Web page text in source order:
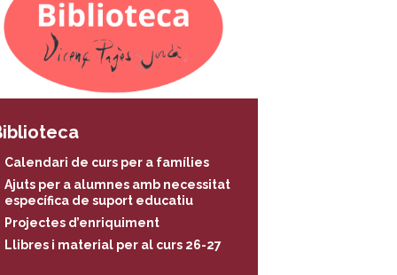
Calendari de curs per a famílies
Ajuts per a alumnes amb necessitat
específica de suport educatiu
Projectes d’enriquiment
Llibres i material per al curs 26-27